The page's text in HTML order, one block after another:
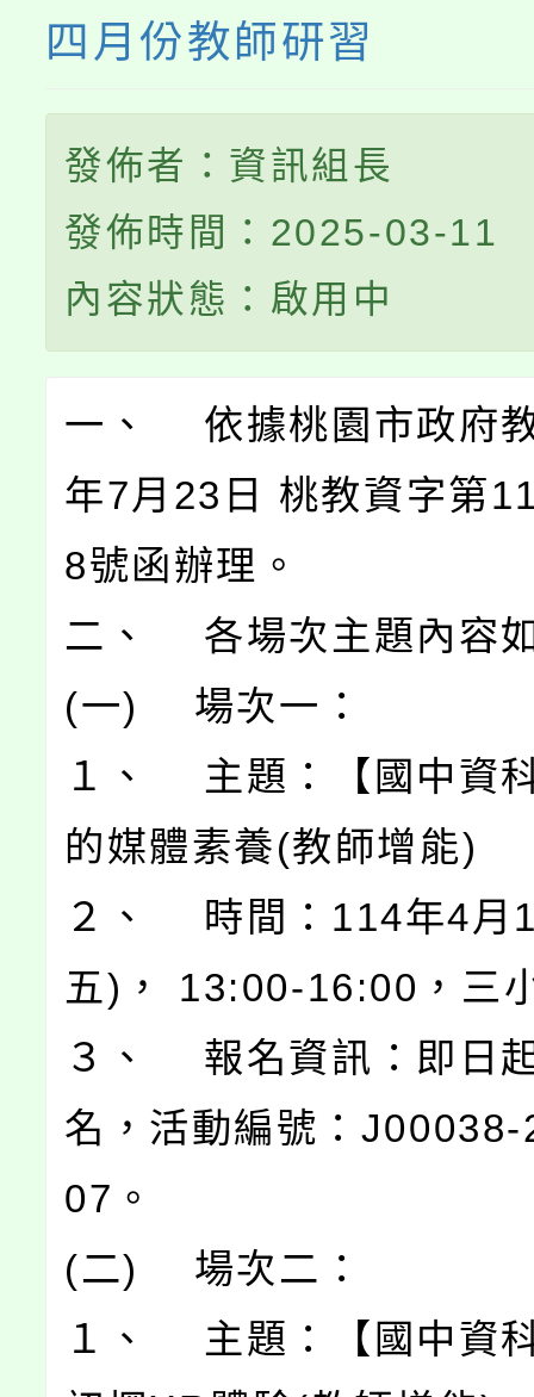
四月份教師研習
發佈者：資訊組長
發佈時間：2025-03-11
內容狀態：啟用中
一、 依據桃園市政府
年7月23日 桃教資字第
8號函辦理。
二、 各場次主題內容
(一) 場次一：
１、 主題：【國中資
的媒體素養(教師增能)
２、 時間：114年4月
五)， 13:00-16:00，三
３、 報名資訊：即日
名，活動編號：
07。
(二) 場次二：
１、 主題：【國中資